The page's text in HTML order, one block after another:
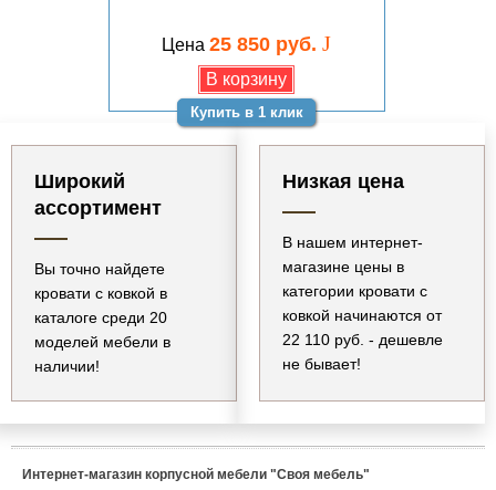
Цена 25 850 руб. J
Купить в 1 клик
Широкий
ассортимент
Вы точно найдете
кровати с ковкой в
каталоге среди 20
моделей мебели в
наличии!
Низкая цена
В нашем интернет-
магазине цены в
категории кровати с
ковкой начинаются от
22 110 руб. - дешевле
не бывает!
Интернет-магазин корпусной мебели "Своя мебель"